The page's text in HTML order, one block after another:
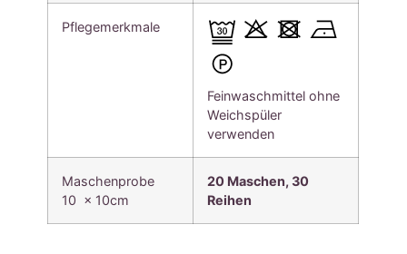
Pflegemerkmale
Feinwaschmittel ohne
Weichspüler
verwenden
Maschenprobe
10 x 10cm
20 Maschen, 30
Reihen